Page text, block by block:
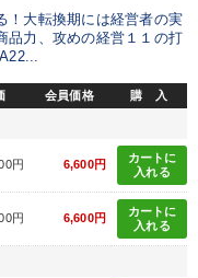
！大転換期には経営者の実
品力、攻めの経営１１の打
会員価格 購 入
円 6,600円
カートに
入れる
円 6,600円
カートに
入れる